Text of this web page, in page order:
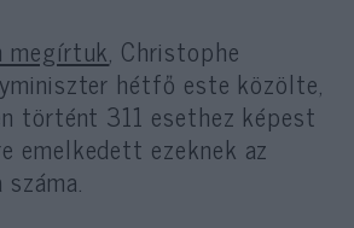
megírtuk, Christophe
hétfő este közölte,
történt 311 esethez képest
emelkedett ezeknek az